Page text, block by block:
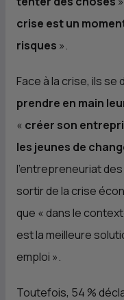
crise est un
risques ».
Face à la crise, ils se
prendre en main
« créer son
les jeunes de
l’entrepreneuriat
sortir de la crise
que « dans le
est la meilleure
emploi ».
Toutefois, 54 %